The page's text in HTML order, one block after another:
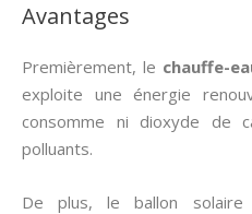
Avantages
Premièrement, le chauffe-
exploite une énergie
consomme ni dioxyde de
polluants.
De plus, le ballon